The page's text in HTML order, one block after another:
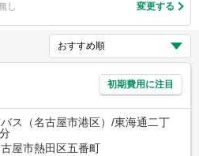
し 変更する
初期費用に注目
ス（名古屋市港区）/東海通二丁
屋市熱田区五番町